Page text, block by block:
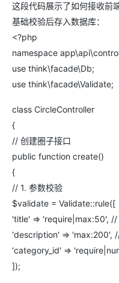
这段代码展示了如何接收前
基础校验后存入数据库：
<?php
namespace
use think\facade\Db;
use think\facade\Validate;
class CircleController
{
// 创建圈子接口
public function create()
{
// 1. 参数校验
$validate = Validate::rule([
'title' => 'require|max:50',
'description' => 'max:200',
'category_id' =>
]);